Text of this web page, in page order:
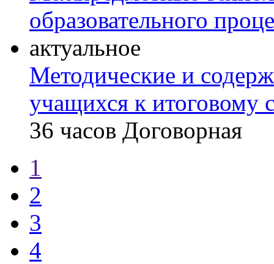
образовательного
актуальное
Методические и
учащихся к итоговому
36 часов Договорная
1
2
3
4